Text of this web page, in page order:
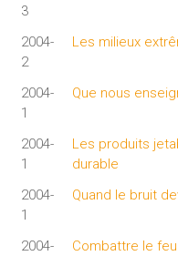
3
2004-
2
Les milieux
2004-
1
Que nous
2004-
1
Les produits
durable
2004-
1
Quand le bruit
2004-
Combattre le feu